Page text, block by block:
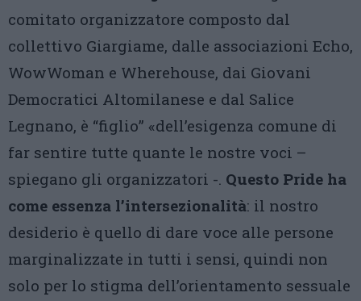
comitato organizzatore composto dal
collettivo Giargiame, dalle associazioni Echo,
WowWoman e Wherehouse, dai Giovani
Democratici Altomilanese e dal Salice
Legnano, è “figlio” «dell’esigenza comune di
far sentire tutte quante le nostre voci –
spiegano gli organizzatori -. Questo Pride ha
come essenza l’intersezionalità: il nostro
desiderio è quello di dare voce alle persone
marginalizzate in tutti i sensi, quindi non
solo per lo stigma dell’orientamento sessuale